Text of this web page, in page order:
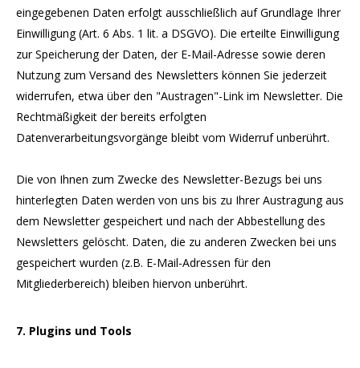
eingegebenen Daten erfolgt ausschließlich auf Grundlage Ihrer
Einwilligung (Art. 6 Abs. 1 lit. a DSGVO). Die erteilte Einwilligung
zur Speicherung der Daten, der E-Mail-Adresse sowie deren
Nutzung zum Versand des Newsletters können Sie jederzeit
widerrufen, etwa über den "Austragen"-Link im Newsletter. Die
Rechtmäßigkeit der bereits erfolgten
Datenverarbeitungsvorgänge bleibt vom Widerruf unberührt.
Die von Ihnen zum Zwecke des Newsletter-Bezugs bei uns
hinterlegten Daten werden von uns bis zu Ihrer Austragung aus
dem Newsletter gespeichert und nach der Abbestellung des
Newsletters gelöscht. Daten, die zu anderen Zwecken bei uns
gespeichert wurden (z.B. E-Mail-Adressen für den
Mitgliederbereich) bleiben hiervon unberührt.
7. Plugins und Tools